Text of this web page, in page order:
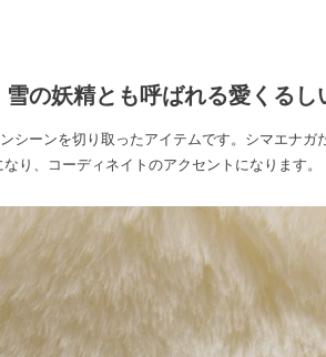
雪の妖精とも呼ばれる愛くるし
シーンを切り取ったアイテムです。シマエナ
り、コーディネイトのアクセントになります。